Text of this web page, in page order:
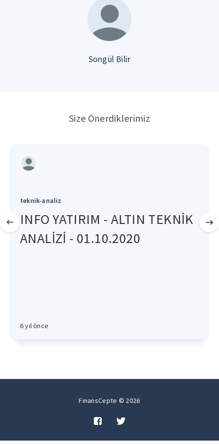
Songül Bilir
Size Önerdiklerimiz
teknik-analiz
INFO YATIRIM - ALTIN TEKNİK
ANALİZİ - 01.10.2020
6 yıl önce
FinansCepte © 2026